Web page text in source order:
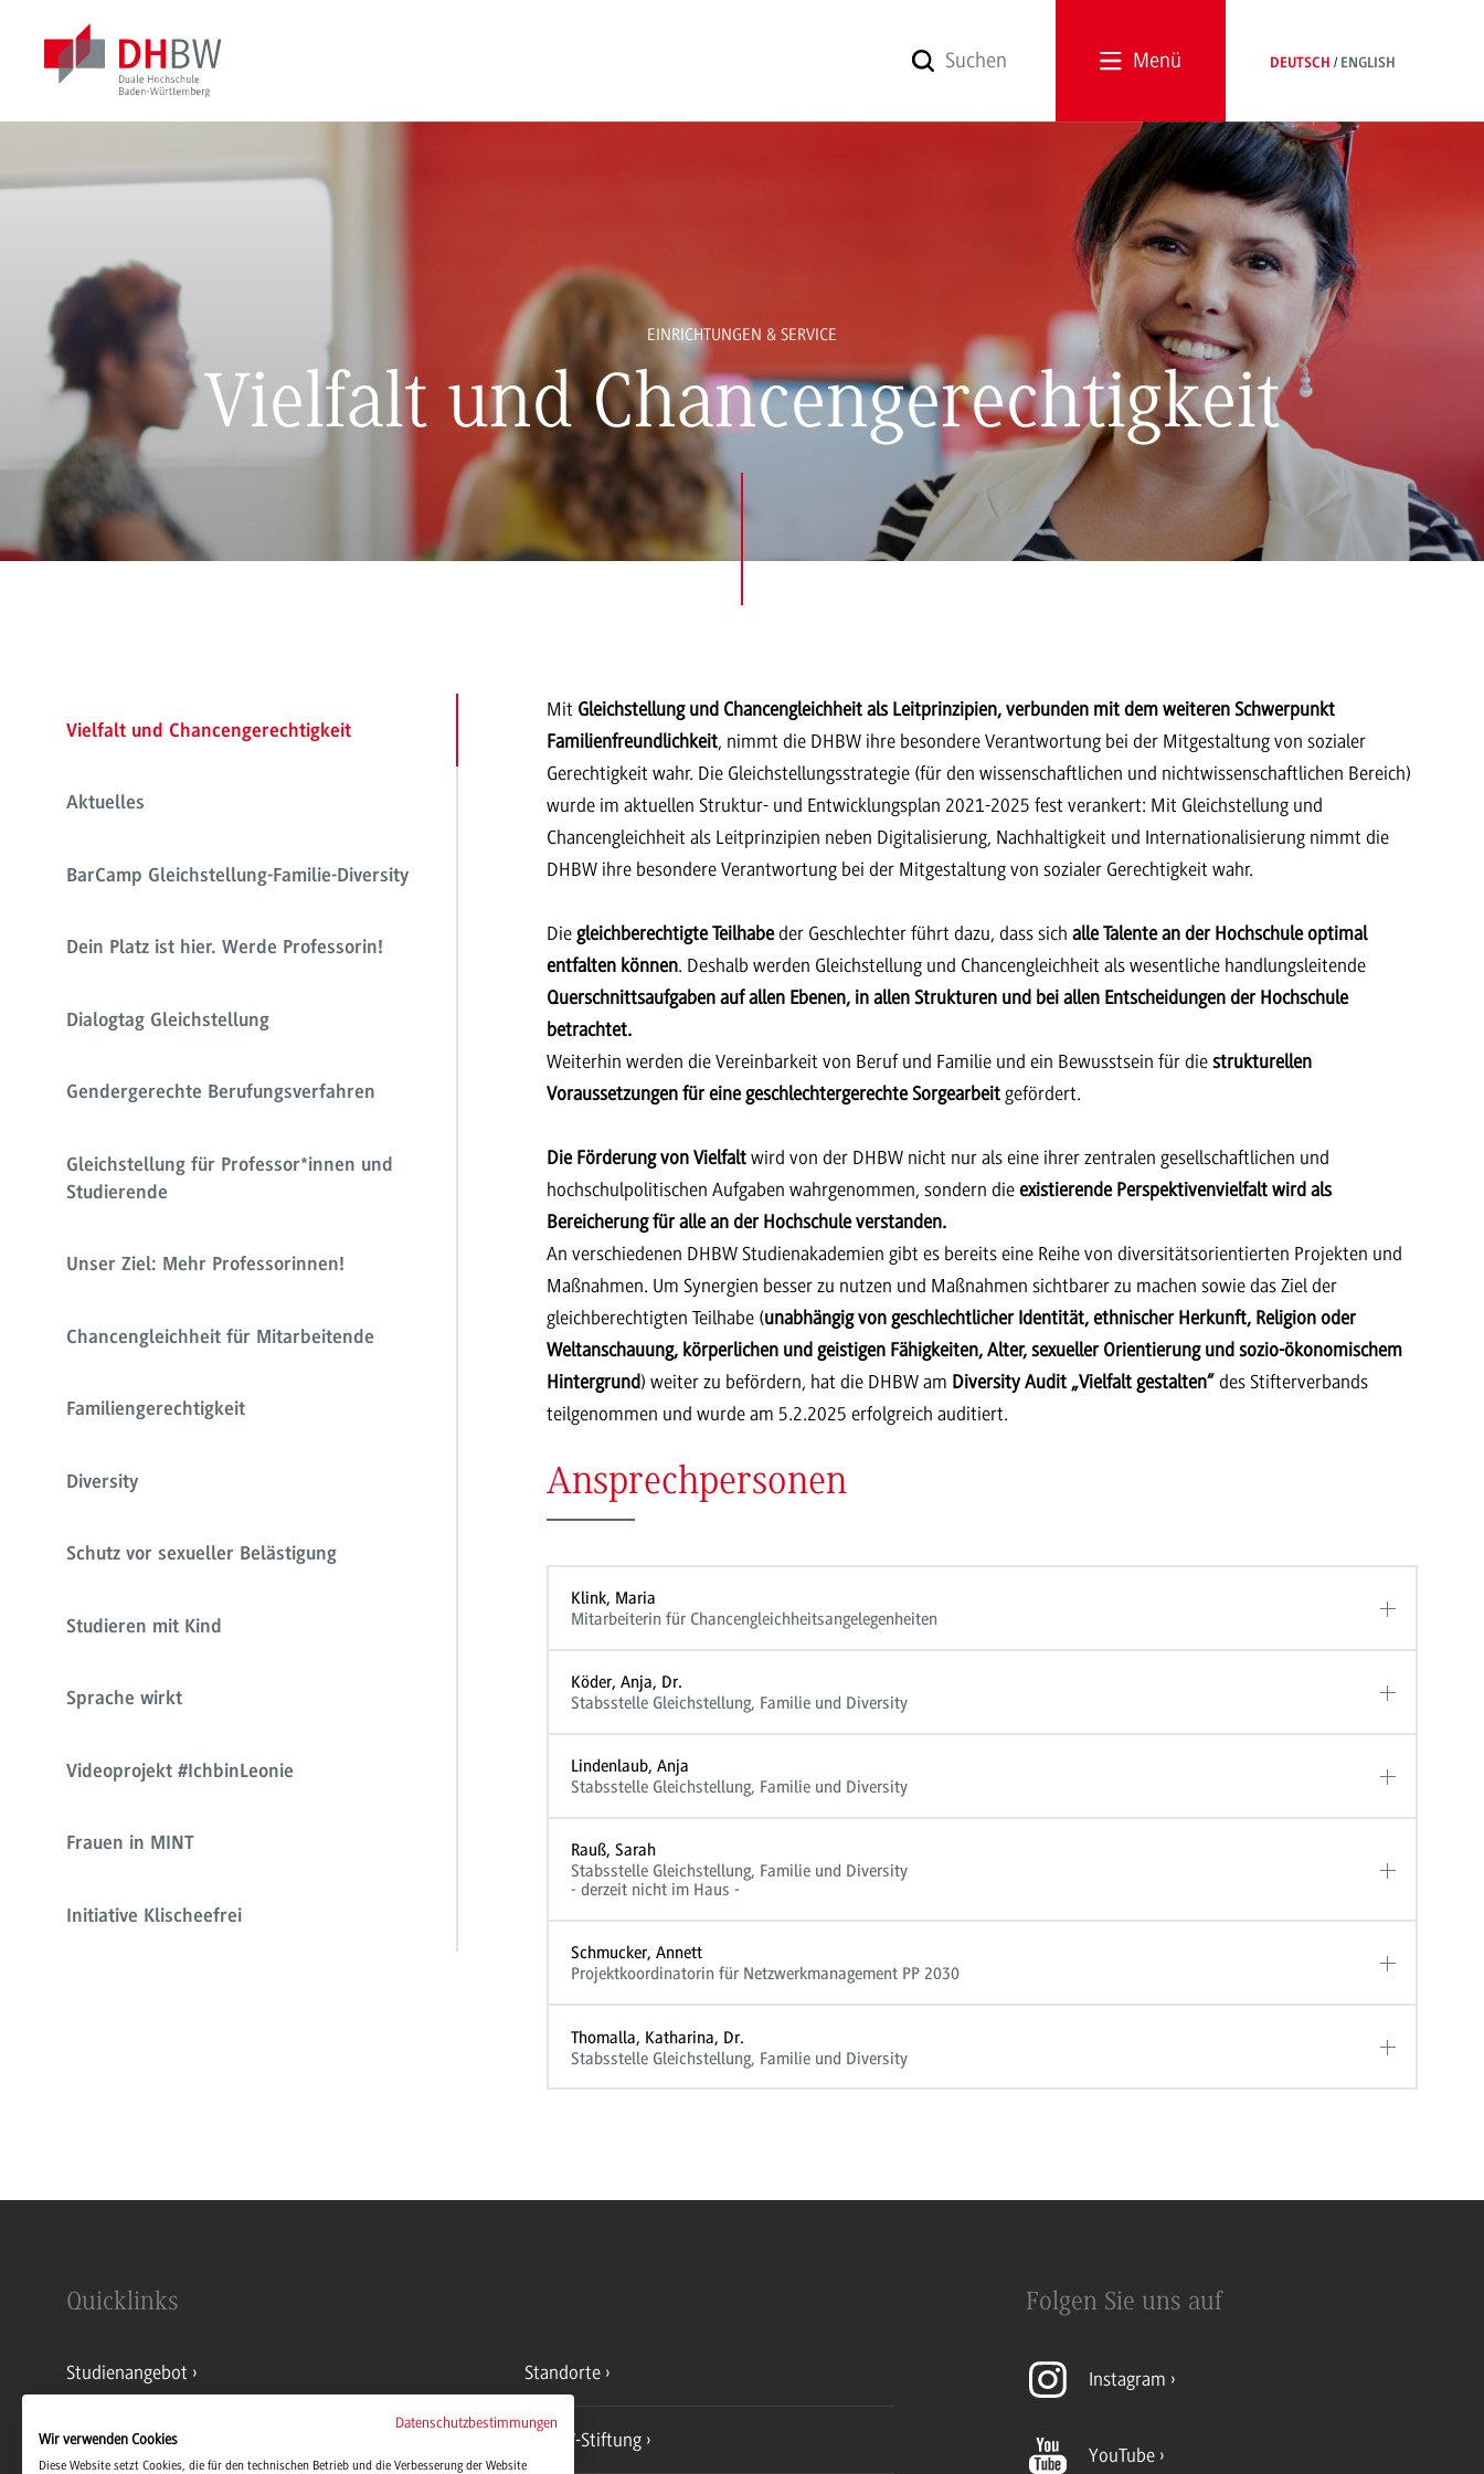
Menü DEUTSCH ENGLISH
EINRICHTUNGEN & SERVICE
Vielfalt und Chancengerechtigkeit
Vielfalt und Chancengerechtigkeit
Aktuelles
BarCamp Gleichstellung-Familie-Diversity
Dein Platz ist hier. Werde Professorin!
Dialogtag Gleichstellung
Gendergerechte Berufungsverfahren
Gleichstellung für Professor*innen und
Studierende
Unser Ziel: Mehr Professorinnen!
Chancengleichheit für Mitarbeitende
Familiengerechtigkeit
Diversity
Schutz vor sexueller Belästigung
Studieren mit Kind
Sprache wirkt
Videoprojekt #IchbinLeonie
Frauen in MINT
Initiative Klischeefrei
Mit Gleichstellung und Chancengleichheit als Leitprinzipien, verbunden mit dem weiteren Schwerpunkt
Familienfreundlichkeit, nimmt die DHBW ihre besondere Verantwortung bei der Mitgestaltung von sozialer
Gerechtigkeit wahr. Die Gleichstellungsstrategie (für den wissenschaftlichen und nichtwissenschaftlichen Bereich)
wurde im aktuellen Struktur- und Entwicklungsplan 2021-2025 fest verankert: Mit Gleichstellung und
Chancengleichheit als Leitprinzipien neben Digitalisierung, Nachhaltigkeit und Internationalisierung nimmt die
DHBW ihre besondere Verantwortung bei der Mitgestaltung von sozialer Gerechtigkeit wahr.
Die gleichberechtigte Teilhabeder Geschlechter führt dazu, dass sich alle Talente an der Hochschule optimal
entfalten können. Deshalb werden Gleichstellung und Chancengleichheit als wesentliche handlungsleitende
Querschnittsaufgaben auf allen Ebenen, in allen Strukturen und bei allen Entscheidungen der Hochschule
betrachtet.
Weiterhin werden die Vereinbarkeit von Beruf und Familie und ein Bewusstsein für die strukturellen
Voraussetzungen für eine geschlechtergerechte Sorgearbeit gefördert.
Die Förderung von Vielfaltwird von der DHBW nicht nur als eine ihrer zentralen gesellschaftlichen und
hochschulpolitischen Aufgaben wahrgenommen, sondern die existierende Perspektivenvielfalt wird als
Bereicherung für alle an der Hochschule verstanden.
An verschiedenen DHBW Studienakademien gibt es bereits eine Reihe von diversitätsorientierten Projekten und
Maßnahmen. Um Synergien besser zu nutzen und Maßnahmen sichtbarer zu machen sowie das Ziel der
gleichberechtigten Teilhabe (unabhängig von geschlechtlicher Identität, ethnischer Herkunft, Religion oder
Weltanschauung, körperlichen und geistigen Fähigkeiten, Alter, sexueller Orientierung und sozio-ökonomischem
Hintergrund) weiter zu befördern, hat die DHBW am Diversity Audit „Vielfalt gestalten“des Stifterverbands
teilgenommen und wurde am 5.2.2025 erfolgreich auditiert.
Ansprechpersonen
Klink, Maria
Mitarbeiterin für Chancengleichheitsangelegenheiten
Köder, Anja, Dr.
Stabsstelle Gleichstellung, Familie und Diversity
Lindenlaub, Anja
Stabsstelle Gleichstellung, Familie und Diversity
Rauß, Sarah
Stabsstelle Gleichstellung, Familie und Diversity
- derzeit nicht im Haus -
Schmucker, Annett
Projektkoordinatorin für Netzwerkmanagement PP 2030
Thomalla, Katharina, Dr.
Stabsstelle Gleichstellung, Familie und Diversity
Quicklinks
Studienangebot Standorte
Kontakt DHBW-Stiftung
Folgen Sie uns auf
Instagram
YouTube
Datenschutzbestimmungen
Wir verwenden Cookies
Diese Website setzt Cookies, die für den technischen Betrieb und die Verbesserung der Website